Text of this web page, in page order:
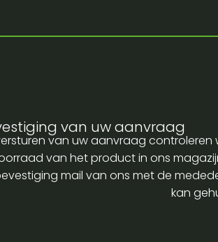
van uw aanvraag
van uw aanvraag controleren
van het product in ons
mail van ons met de
kan